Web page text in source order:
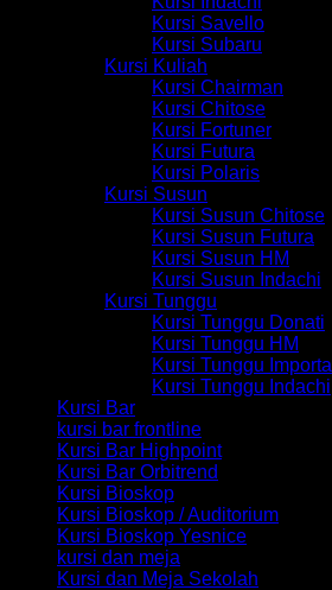
Kursi Savello
Kursi Subaru
Kursi Kuliah
Kursi Chairman
Kursi Chitose
Kursi Fortuner
Kursi Futura
Kursi Polaris
Kursi Susun
Kursi Susun Chitose
Kursi Susun Futura
Kursi Susun HM
Kursi Susun Indachi
Kursi Tunggu
Kursi Tunggu Donati
Kursi Tunggu HM
Kursi Tunggu Importa
Kursi Tunggu Indachi
Kursi Bar
kursi bar frontline
Kursi Bar Highpoint
Kursi Bar Orbitrend
Kursi Bioskop
Kursi Bioskop / Auditorium
Kursi Bioskop Yesnice
kursi dan meja
Kursi dan Meja Sekolah